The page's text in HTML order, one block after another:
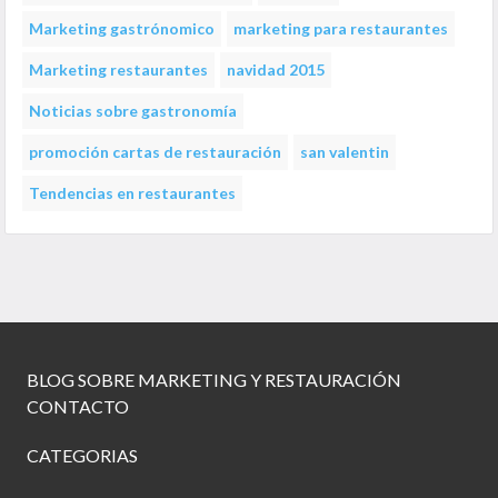
Marketing gastrónomico marketing para restaurantes
Marketing restaurantes navidad 2015
Noticias sobre gastronomía
promoción cartas de restauración san valentin
Tendencias en restaurantes
BLOG SOBRE MARKETING Y RESTAURACIÓN
CONTACTO
CATEGORIAS